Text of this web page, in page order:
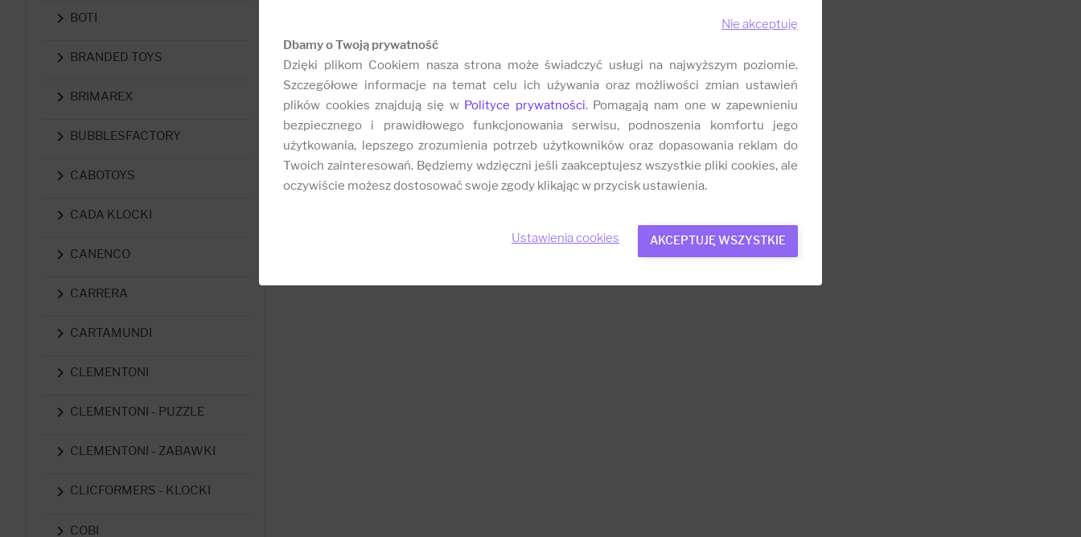
 BOTI
 BRANDED TOYS
 BRIMAREX
 BUBBLESFACTORY
 CABOTOYS
 CADA KLOCKI
 CANENCO
 CARRERA
 CARTAMUNDI
 CLEMENTONI
 CLEMENTONI - PUZZLE
 CLEMENTONI - ZABAWKI
 CLICFORMERS - KLOCKI
 COBI
Nie akceptuję
Dbamy o Twoją prywatność
Dzięki plikom Cookiem nasza strona może świadczyć usługi na najwyższym poziomie.
Szczegółowe informacje na temat celu ich używania oraz możliwości zmian ustawień
plików cookies znajdują się w Polityce prywatności. Pomagają nam one w zapewnieniu
bezpiecznego i prawidłowego funkcjonowania serwisu, podnoszenia komfortu jego
użytkowania, lepszego zrozumienia potrzeb użytkowników oraz dopasowania reklam do
Twoich zainteresowań. Będziemy wdzięczni jeśli zaakceptujesz wszystkie pliki cookies, ale
oczywiście możesz dostosować swoje zgody klikając w przycisk ustawienia.
Ustawienia cookies AKCEPTUJĘ WSZYSTKIE